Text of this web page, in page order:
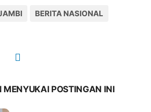
BERITA NASIONAL
MENYUKAI POSTINGAN INI